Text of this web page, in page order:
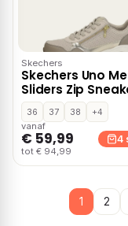
Skechers
Skechers Uno
Sliders Zip
taupe
36 37 38
+4
vanaf
€ 59,99
tot € 94,99
4
1 2